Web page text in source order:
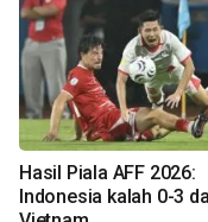
Hasil Piala AFF 2026:
Indonesia kalah 0-3